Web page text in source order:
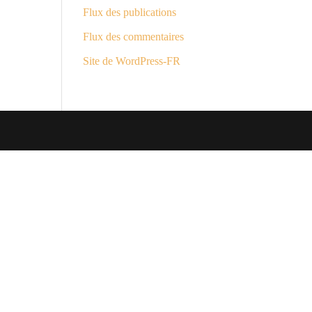
Flux des publications
Flux des commentaires
Site de WordPress-FR